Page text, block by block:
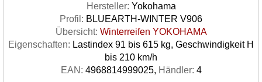
Hersteller: Yokohama
Profil: BLUEARTH-WINTER V906
Übersicht: Winterreifen YOKOHAMA
Eigenschaften: Lastindex 91 bis 615 kg, Geschwindigkeit H
bis 210 km/h
EAN: 4968814999025, Händler: 4